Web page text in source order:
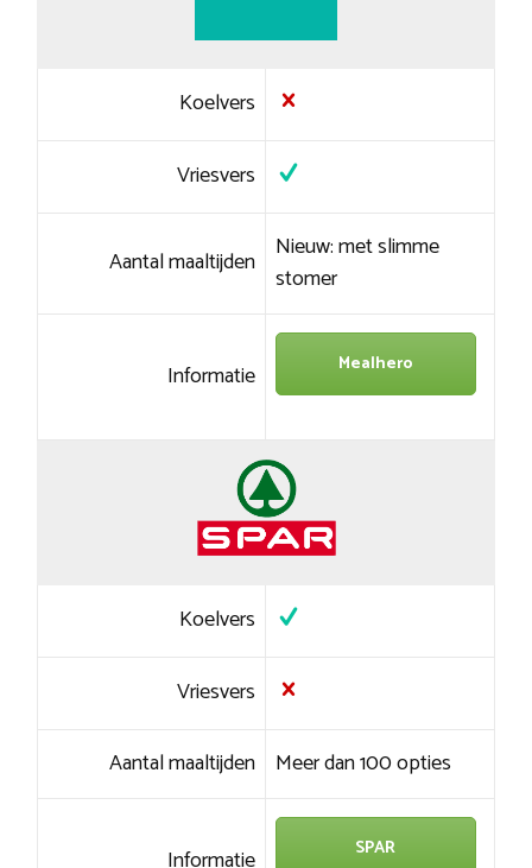
Koelvers
Vriesvers
Aantal maaltijden Nieuw: met slimme
stomer
Informatie Mealhero
Koelvers
Vriesvers
Aantal maaltijden Meer dan 100 opties
SPAR